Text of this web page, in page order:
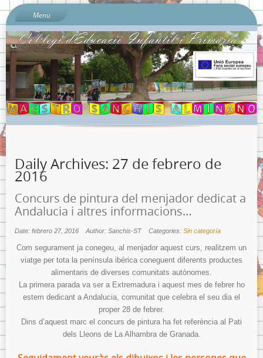
Menu
Inici
Sobre l’escola
Documents del Centre:
Per què «Sanchis Almiñano»?
L’ombú: el nostre preciós arbre
On és l’escola?
Calendari escolar 2023-2024
Contacta amb nosaltres…
Sobre la Protecció de Dades.
Llibres de text Curs 2023-2024 i Llistats de Materials Escolars
per nivells.
Menjador
Normes del menjador.
Menús del menjador.
Model de tíquet de menjador.
Daily Archives: 27 de febrero de
2016
Concurs de pintura del menjador dedicat a
Andalucia i altres informacions…
Date: febrero 27, 2016 Author: Sanchis-ST Categories: Sin categoría
Com segurament ja conegeu, al menjador aquest curs, realitzem un
viatge per tota la península ibérica coneguent diferents productes
alimentaris de diverses comunitats autònomes.
La primera parada va ser a Extremadura i aquest mes de febrer ho
estem dedicant a Andalucia, comunitat que celebra el seu dia el
proper 28 de febrer.
Dins d’aquest marc el concurs de pintura ha fet referència al Pati
dels Lleons de La Alhambra de Granada.